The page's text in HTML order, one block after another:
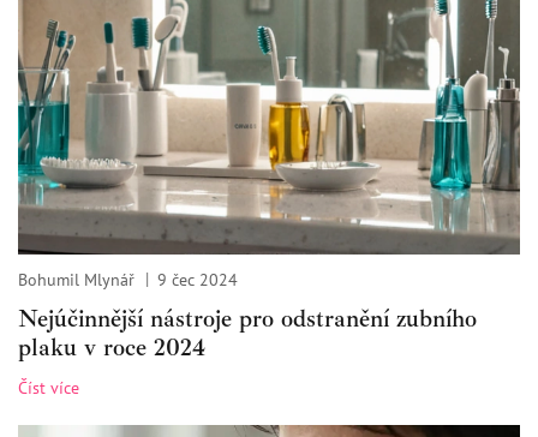
Bohumil Mlynář 9 čec 2024
Nejúčinnější nástroje pro odstranění zubního
plaku v roce 2024
Číst více